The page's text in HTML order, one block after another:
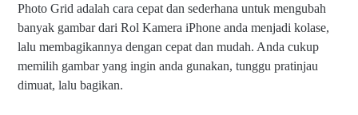
Photo Grid adalah cara cepat dan sederhana untuk mengubah
banyak gambar dari Rol Kamera iPhone anda menjadi kolase,
lalu membagikannya dengan cepat dan mudah. Anda cukup
memilih gambar yang ingin anda gunakan, tunggu pratinjau
dimuat, lalu bagikan.